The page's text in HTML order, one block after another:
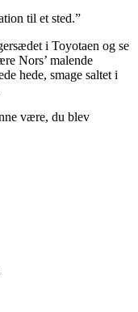
til et sted.”
i Toyotaen og se
Nors’ malende
hede, smage saltet i
være, du blev